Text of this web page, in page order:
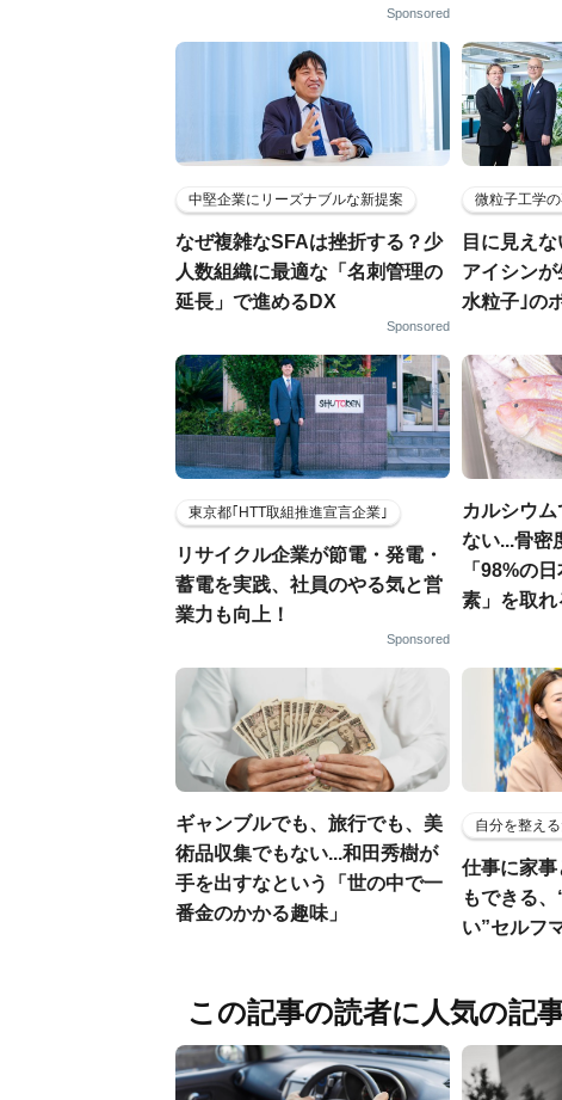
Sponsored
中堅企業にリーズナブルな新提案
なぜ複雑なSFAは挫折する？少
人数組織に最適な「名刺管理の
延長」で進めるDX
Sponsored
微粒子工学
目に見え
アイシン
水粒子｣の
東京都｢HTT取組推進宣言企業｣
リサイクル企業が節電・発電・
蓄電を実践、社員のやる気と営
業力も向上！
Sponsored
カルシウ
ない...骨密
「98%の
素」を取れ
ギャンブルでも、旅行でも、美
術品収集でもない...和田秀樹が
手を出すなという「世の中で一
番金のかかる趣味」
自分を整え
仕事に家
もできる
い”セルフ
この記事の読者に人気の記